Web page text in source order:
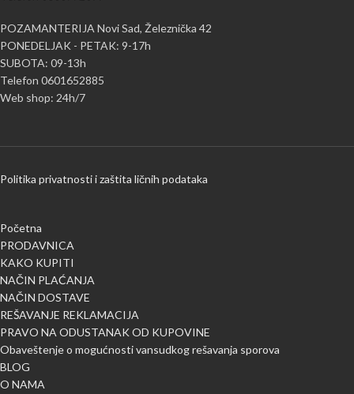
POZAMANTERIJA Novi Sad, Železnička 42
PONEDELJAK - PETAK: 9-17h
SUBOTA: 09-13h
Telefon 0601652885
Web shop: 24h/7
Politika privatnosti i zaštita ličnih podataka
Početna
PRODAVNICA
KAKO KUPITI
NAČIN PLAĆANJA
NAČIN DOSTAVE
REŠAVANJE REKLAMACIJA
PRAVO NA ODUSTANAK OD KUPOVINE
Obaveštenje o mogućnosti vansudkog rešavanja sporova
BLOG
O NAMA